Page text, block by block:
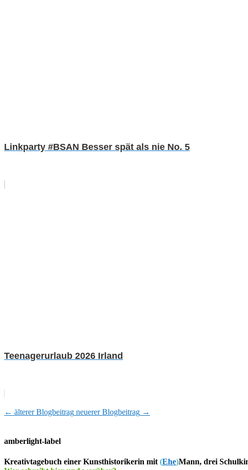
Linkparty #BSAN Besser spät als nie No. 5
Teenagerurlaub 2026 Irland
← älterer Blogbeitrag neuerer Blogbeitrag →
amberlight-label
Kreativtagebuch einer Kunsthistorikerin mit (Ehe)Mann, drei